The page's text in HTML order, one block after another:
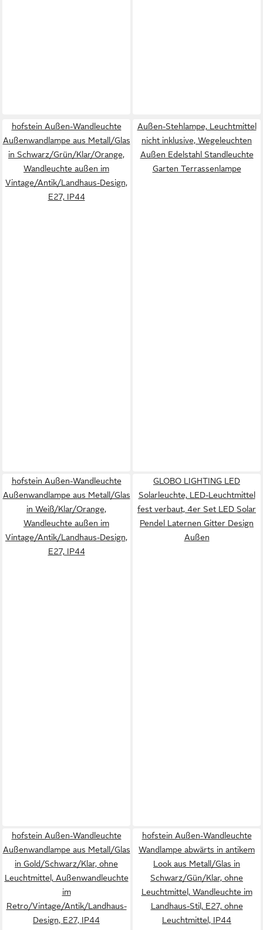
hofstein Außen-Wandleuchte
Außenwandlampe aus Metall/Glas
in Schwarz/Grün/Klar/Orange,
Wandleuchte außen im
Vintage/Antik/Landhaus-Design,
E27, IP44
Außen-Stehlampe, Leuchtmittel
nicht inklusive, Wegeleuchten
Außen Edelstahl Standleuchte
Garten Terrassenlampe
hofstein Außen-Wandleuchte
Außenwandlampe aus Metall/Glas
in Weiß/Klar/Orange,
Wandleuchte außen im
Vintage/Antik/Landhaus-Design,
E27, IP44
GLOBO LIGHTING LED
Solarleuchte, LED-Leuchtmittel
fest verbaut, 4er Set LED Solar
Pendel Laternen Gitter Design
Außen
hofstein Außen-Wandleuchte
Außenwandlampe aus Metall/Glas
in Gold/Schwarz/Klar, ohne
Leuchtmittel, Außenwandleuchte
im
Retro/Vintage/Antik/Landhaus-
Design, E27, IP44
hofstein Außen-Wandleuchte
Wandlampe abwärts in antikem
Look aus Metall/Glas in
Schwarz/Gün/Klar, ohne
Leuchtmittel, Wandleuchte im
Landhaus-Stil, E27, ohne
Leuchtmittel, IP44